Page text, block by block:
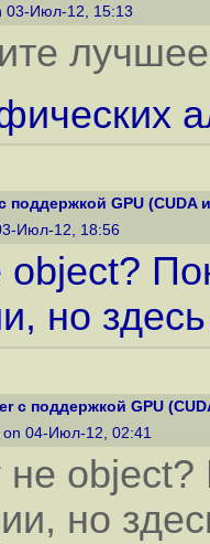
03-Июл-12, 15:13
лучшее
GPU (CUDA
Июл-12, 18:56
но
с поддержкой GPU
on 04-Июл-12, 02:41
object?
но